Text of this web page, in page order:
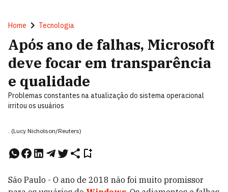
Home Tecnologia
Após ano de falhas, Microsoft
deve focar em transparência
e qualidade
Problemas constantes na atualização do sistema operacional
irritou os usuários
. (Lucy Nicholson/Reuters)
São Paulo - O ano de 2018 não foi muito promissor